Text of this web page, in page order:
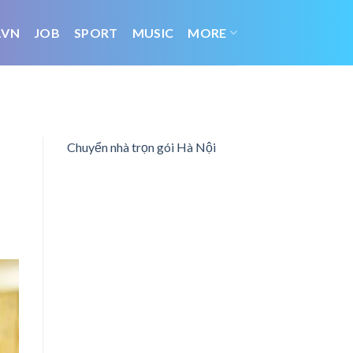
JOB SPORT MUSIC MORE
Chuyển nhà trọn gói Hà Nội